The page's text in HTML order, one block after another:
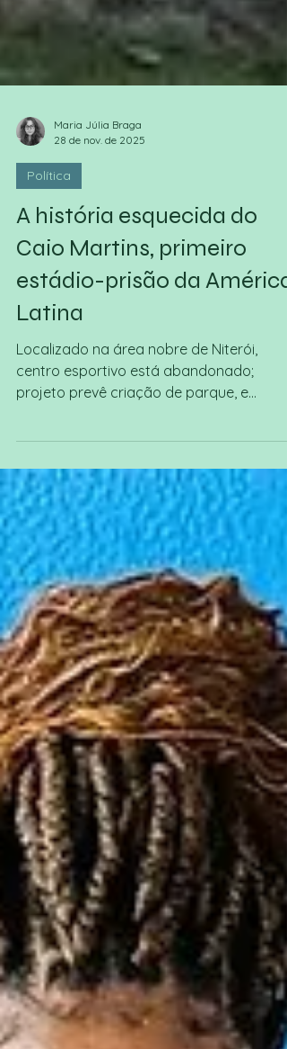
28 de nov. de 2025
Política
A história esquecida do
Caio Martins, primeiro
estádio-prisão da América
Latina
centro esportivo está abandonado;
projeto prevê criação de parque, e
ativistas lutam por construção de centro
de memória sobre a ditadura foi o
estádio-prisão da América Latina